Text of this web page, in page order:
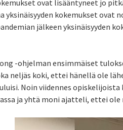
ovat lisääntyneet jo
kokemukset ovat
jälkeen yksinäisyyden
-ohjelman ensimmäiset
neljäs koki, ettei hänellä ole
Noin viidennes opiskelijoista
ja yhtä moni ajatteli, ettei ole